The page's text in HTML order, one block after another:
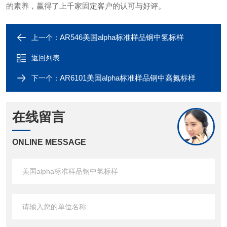
的素养，赢得了上千家固定客户的认可与好评。
上一个： AR546美国alpha标准样品钢中氢标样
返回列表
下一个： AR6101美国alpha标准样品钢中高氮标样
在线留言
ONLINE MESSAGE